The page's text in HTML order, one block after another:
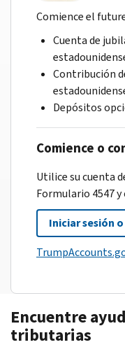
Comience el
Cuenta de
Contribución
Depósitos
Comience o
Utilice su cuenta
Formulario 4547
Iniciar sesión
Encuentre
tributarias